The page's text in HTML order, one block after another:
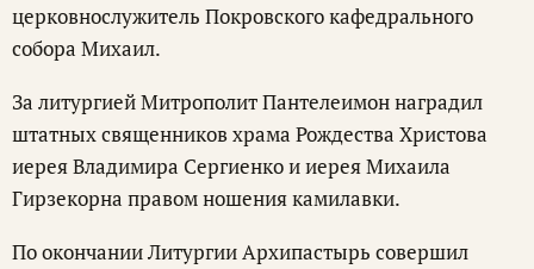
церковнослужитель Покровского кафедрального
собора Михаил.
За литургией Митрополит Пантелеимон наградил
штатных священников храма Рождества Христова
иерея Владимира Сергиенко и иерея Михаила
Гирзекорна правом ношения камилавки.
По окончании Литургии Архипастырь совершил